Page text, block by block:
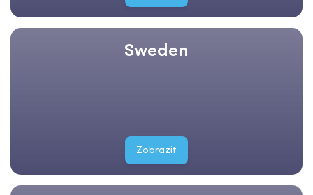
Sweden
Zobrazit